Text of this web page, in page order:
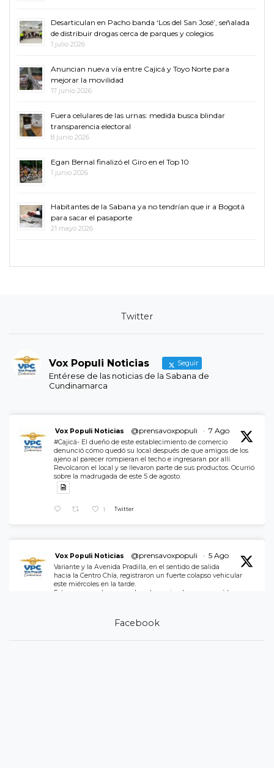
Desarticulan en Pacho banda ‘Los del San José’, señalada
de distribuir drogas cerca de parques y colegios
1 julio 2026
Anuncian nueva vía entre Cajicá y Toyo Norte para
mejorar la movilidad
17 junio 2026
Fuera celulares de las urnas: medida busca blindar
transparencia electoral
8 junio 2026
Egan Bernal finalizó el Giro en el Top 10
1 junio 2026
Habitantes de la Sabana ya no tendrían que ir a Bogotá
para sacar el pasaporte
21 mayo 2026
Twitter
Vox Populi Noticias Seguir
Entérese de las noticias de la Sabana de
Cundinamarca
Vox Populi Noticias @prensavoxpopuli · 7 Ago
#Cajicá- El dueño de este establecimiento de comercio
denunció cómo quedó su local después de que amigos de los
ajeno al parecer rompieran el techo e ingresaran por allí.
Revolcaron el local y se llevaron parte de sus productos. Ocurrió
sobre la madrugada de este 5 de agosto.
1 Twitter
Vox Populi Noticias @prensavoxpopuli · 5 Ago
Variante y la Avenida Pradilla, en el sentido de salida
hacia la Centro Chía, registraron un fuerte colapso vehicular
este miércoles en la tarde.
Esto por reparcheo a en plena hora pico, lo que agravó la
Facebook